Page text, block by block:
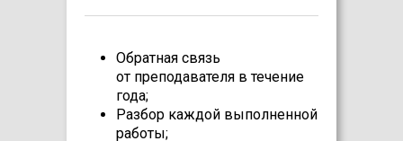
Обратная связь
от преподавателя в течение
года;
Разбор каждой выполненной
работы;